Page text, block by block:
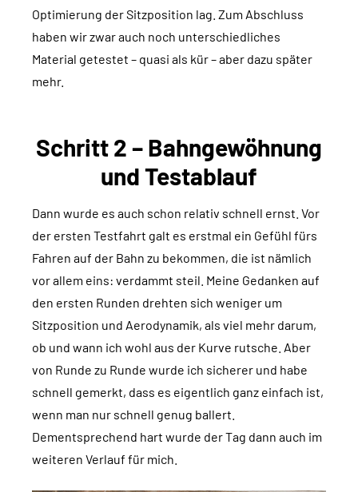
Optimierung der Sitzposition lag. Zum Abschluss
haben wir zwar auch noch unterschiedliches
Material getestet – quasi als kür – aber dazu später
mehr.
Schritt 2 – Bahngewöhnung
und Testablauf
Dann wurde es auch schon relativ schnell ernst. Vor
der ersten Testfahrt galt es erstmal ein Gefühl fürs
Fahren auf der Bahn zu bekommen, die ist nämlich
vor allem eins: verdammt steil. Meine Gedanken auf
den ersten Runden drehten sich weniger um
Sitzposition und Aerodynamik, als viel mehr darum,
ob und wann ich wohl aus der Kurve rutsche. Aber
von Runde zu Runde wurde ich sicherer und habe
schnell gemerkt, dass es eigentlich ganz einfach ist,
wenn man nur schnell genug ballert.
Dementsprechend hart wurde der Tag dann auch im
weiteren Verlauf für mich.